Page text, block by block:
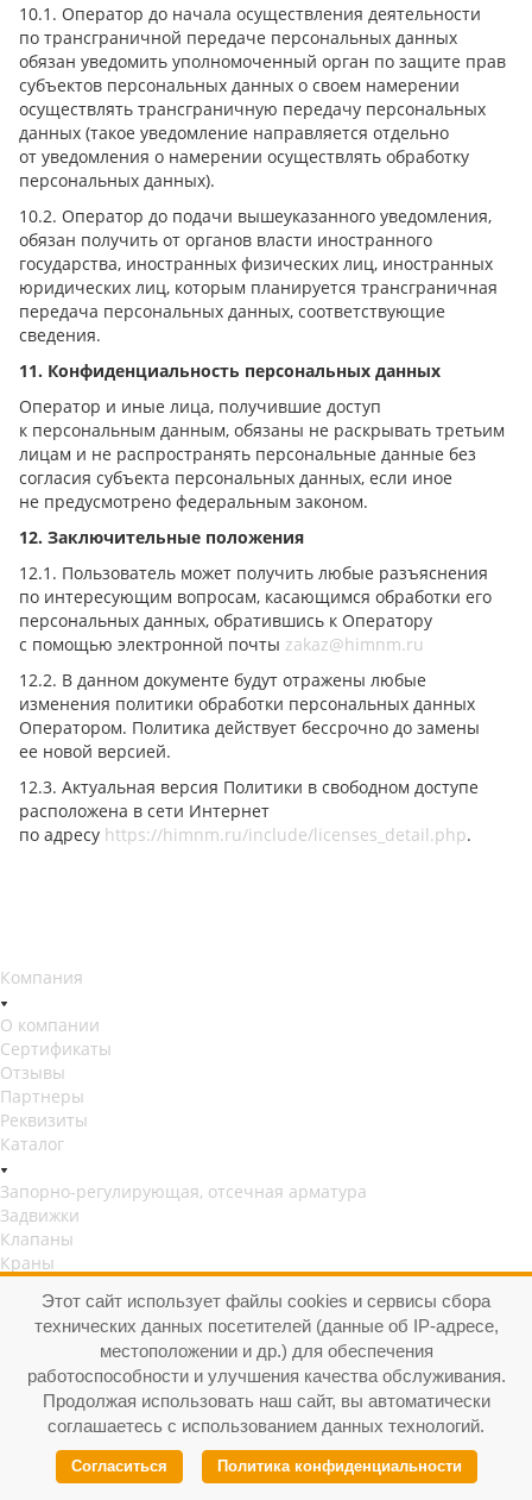
10.1. Оператор до начала осуществления деятельности
по трансграничной передаче персональных данных
обязан уведомить уполномоченный орган по защите прав
субъектов персональных данных о своем намерении
осуществлять трансграничную передачу персональных
данных (такое уведомление направляется отдельно
от уведомления о намерении осуществлять обработку
персональных данных).
10.2. Оператор до подачи вышеуказанного уведомления,
обязан получить от органов власти иностранного
государства, иностранных физических лиц, иностранных
юридических лиц, которым планируется трансграничная
передача персональных данных, соответствующие
сведения.
11. Конфиденциальность персональных данных
Оператор и иные лица, получившие доступ
к персональным данным, обязаны не раскрывать третьим
лицам и не распространять персональные данные без
согласия субъекта персональных данных, если иное
не предусмотрено федеральным законом.
12. Заключительные положения
12.1. Пользователь может получить любые разъяснения
по интересующим вопросам, касающимся обработки его
персональных данных, обратившись к Оператору
с помощью электронной почты zakaz@himnm.ru
12.2. В данном документе будут отражены любые
изменения политики обработки персональных данных
Оператором. Политика действует бессрочно до замены
ее новой версией.
12.3. Актуальная версия Политики в свободном доступе
расположена в сети Интернет
по адресу https://himnm.ru/include/licenses_detail.php.
Компания
О компании
Сертификаты
Отзывы
Партнеры
Реквизиты
Каталог
Запорно-регулирующая, отсечная арматура
Задвижки
Клапаны
Краны
Детали трубопровода
Фильтры
Реализованные проекты
Доставка и оплата
Контакты
+7 495 640-68-60
+7 495 640-68-60
Заказать звонок
Этот сайт использует файлы cookies и сервисы сбора
технических данных посетителей (данные об IP-адресе,
местоположении и др.) для обеспечения
работоспособности и улучшения качества обслуживания.
Продолжая использовать наш сайт, вы автоматически
соглашаетесь с использованием данных технологий.
Согласиться Политика конфиденциальности